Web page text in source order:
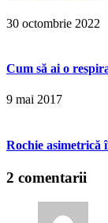
30 octombrie 2022
Cum să ai o
9 mai 2017
Rochie asimetrică
2 comentarii